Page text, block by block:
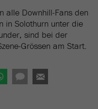
alle Downhill-Fans den
in Solothurn unter die
sind bei der
Grössen am Start.